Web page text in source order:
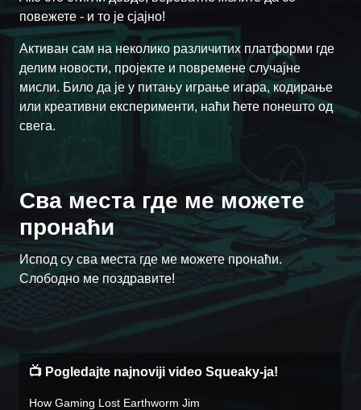
повежете - и то је сјајно!
Активан сам на неколико различитих платформи где
делим новости, пројекте и повремене случајне
мисли. Било да је у питању играње игара, кодирање
или креативни експерименти, наћи ћете понешто од
свега.
Сва места где ме можете
пронаћи
Испод су сва места где ме можете пронаћи.
Слободно ме поздравите!
Discord
YouTube
Twitch
Twitter
Ko-fi
Instagram
📺 Pogledajte najnoviji video Squeaky-ja!
How Gaming Lost Earthworm Jim